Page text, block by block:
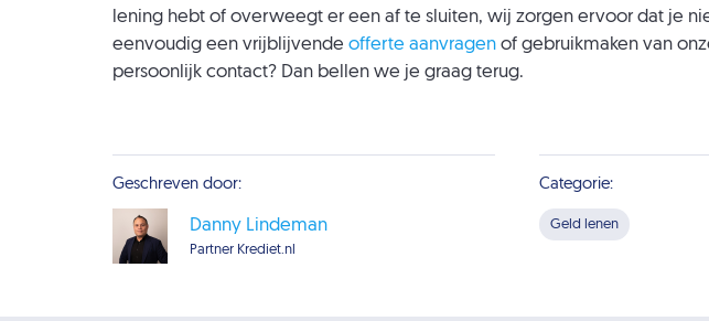
lening hebt of overweegt er een af te sluiten, wij zorgen ervoor dat je
eenvoudig een vrijblijvende offerte aanvragen of gebruikmaken van
persoonlijk contact? Dan bellen we je graag terug.
Geschreven door:
Danny Lindeman
Partner Krediet.nl
Categorie:
Geld lenen